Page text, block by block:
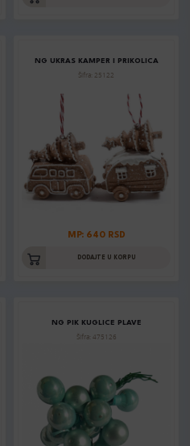
NG UKRAS KAMPER I PRIKOLICA
Šifra: 25122
MP: 640 RSD
DODAJTE U KORPU
NG PIK KUGLICE PLAVE
Šifra: 475126